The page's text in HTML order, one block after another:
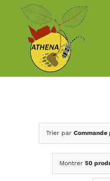
Passer
contenu
Trier par
Montrer 50